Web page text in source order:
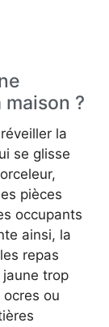
?
la
se glisse
pièces
occupants
ainsi, la
repas
trop
ou